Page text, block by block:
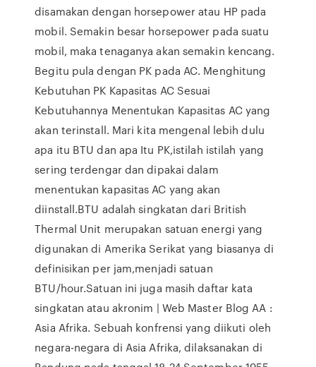
disamakan dengan horsepower atau HP pada
mobil. Semakin besar horsepower pada suatu
mobil, maka tenaganya akan semakin kencang.
Begitu pula dengan PK pada AC. Menghitung
Kebutuhan PK Kapasitas AC Sesuai
Kebutuhannya Menentukan Kapasitas AC yang
akan terinstall. Mari kita mengenal lebih dulu
apa itu BTU dan apa Itu PK,istilah istilah yang
sering terdengar dan dipakai dalam
menentukan kapasitas AC yang akan
diinstall.BTU adalah singkatan dari British
Thermal Unit merupakan satuan energi yang
digunakan di Amerika Serikat yang biasanya di
definisikan per jam,menjadi satuan
BTU/hour.Satuan ini juga masih daftar kata
singkatan atau akronim | Web Master Blog AA :
Asia Afrika. Sebuah konfrensi yang diikuti oleh
negara-negara di Asia Afrika, dilaksanakan di